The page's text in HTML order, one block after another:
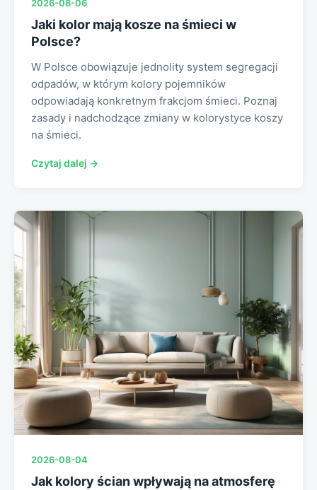
2026-08-06
Jaki kolor mają kosze na śmieci w
Polsce?
W Polsce obowiązuje jednolity system segregacji
odpadów, w którym kolory pojemników
odpowiadają konkretnym frakcjom śmieci. Poznaj
zasady i nadchodzące zmiany w kolorystyce koszy
na śmieci.
Czytaj dalej →
2026-08-04
Jak kolory ścian wpływają na atmosferę